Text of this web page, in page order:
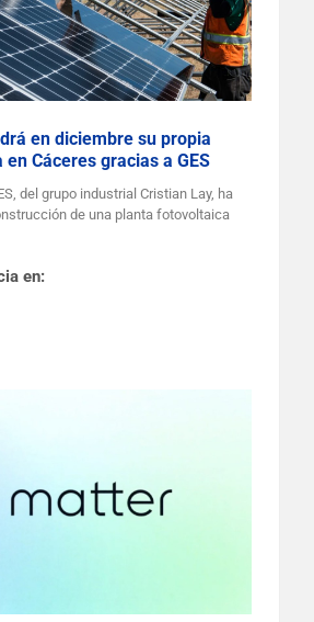
en diciembre su propia
Cáceres gracias a GES
del grupo industrial Cristian Lay, ha
de una planta fotovoltaica
en: